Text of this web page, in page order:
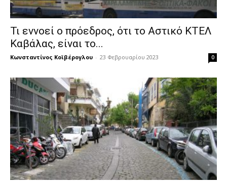
Τι εννοεί ο πρόεδρος, ότι το Αστικό ΚΤΕΛ
Καβάλας, είναι το...
Κωνσταντίνος Κοϊβέρογλου - 23 Φεβρουαρίου 2023 0